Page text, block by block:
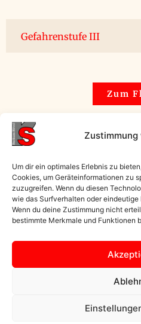
Um dir ein optimales Erlebnis zu
Cookies, um Geräteinformationen zu
zuzugreifen. Wenn du diesen
wie das Surfverhalten oder
Wenn du deine Zustimmung nicht
bestimmte Merkmale und Funktionen
Gefahrenstufe III
Zum
Gemeinsam für
Sicherheit und Wohlbefinden
gemeinsames Anliegen von
Schülerinnen und Schülern.
an alle Eltern zum Start des